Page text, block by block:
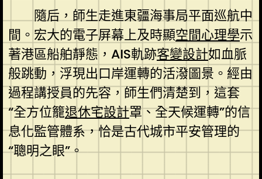
隨后，師生走進東疆海事局平面巡航中
間。宏大的電子屏幕上及時顯空間心理學示
著港區船舶靜態，AIS軌跡客變設計如血脈
般跳動，浮現出口岸運轉的活潑圖景。經由
過程講授員的先容，師生們清楚到，這套
“全方位籠退休宅設計罩、全天候運轉”的信
息化監管體系，恰是古代城市平安管理的
“聰明之眼”。